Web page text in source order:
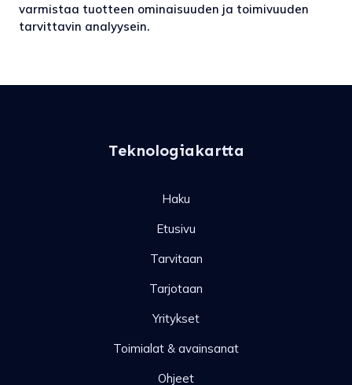
varmistaa tuotteen ominaisuuden ja toimivuuden
tarvittavin analyysein.
Teknologiakartta
Haku
Etusivu
Tarvitaan
Tarjotaan
Yritykset
Toimialat & avainsanat
Ohjeet